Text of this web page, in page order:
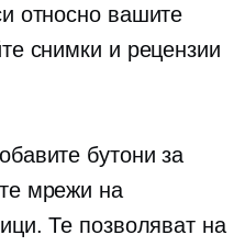
относно вашите
снимки и рецензии
бутони за
мрежи на
Те позволяват на